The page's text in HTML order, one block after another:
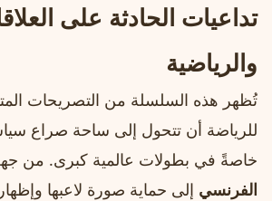
تداعيات الحادثة على
والرياضية
تُظهر هذه السلسلة من التصريحات
للرياضة أن تتحول إلى ساحة صراع
خاصةً في بطولات عالمية كبرى. من
الفرنسي إلى حماية صورة لاعبها